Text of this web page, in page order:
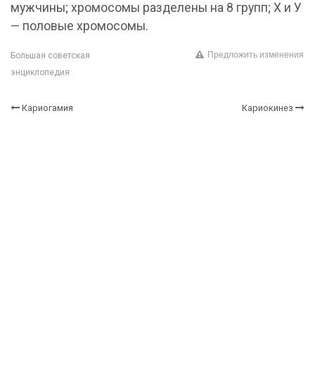
мужчины; хромосомы разделены на 8 групп; Х и У
— половые хромосомы.
Большая советская
энциклопедия
Предложить изменения
Кариогамия Кариокинез